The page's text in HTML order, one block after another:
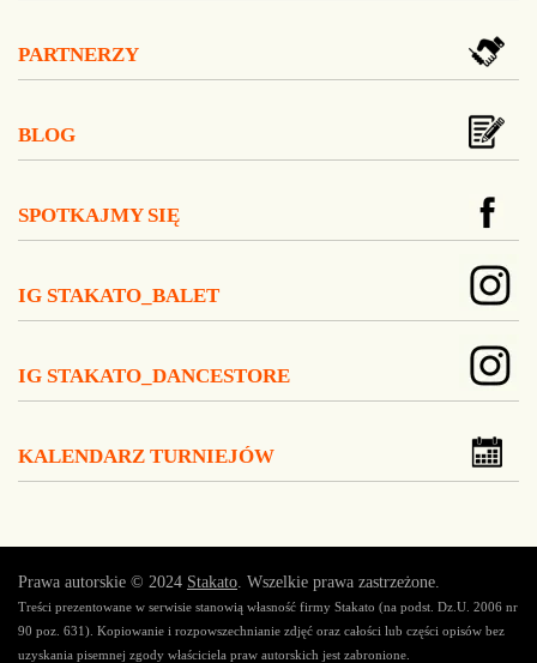
PARTNERZY
BLOG
SPOTKAJMY SIĘ
IG STAKATO_BALET
IG STAKATO_DANCESTORE
KALENDARZ TURNIEJÓW
Prawa autorskie © 2024 Stakato. Wszelkie prawa zastrzeżone.
Treści prezentowane w serwisie stanowią własność firmy Stakato (na podst. Dz.U. 2006 nr
90 poz. 631). Kopiowanie i rozpowszechnianie zdjęć oraz całości lub części opisów bez
uzyskania pisemnej zgody właściciela praw autorskich jest zabronione.